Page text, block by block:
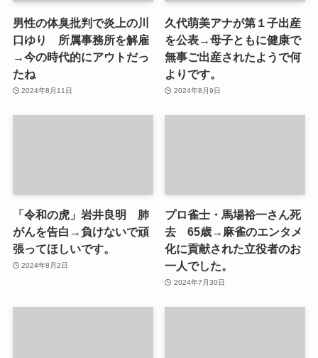
男性の体臭批判で炎上の川
口ゆり 所属事務所を解雇
→今の時代的にアウトだっ
たね
2024年8月11日
久代萌美アナが第１子出産
を公表→母子ともに健康で
無事ご出産されたようで何
よりです。
2024年8月9日
「令和の虎」岩井良明 肺
がんを告白→負けないで頑
張ってほしいです。
2024年8月2日
プロ雀士・馬場裕一さん死
去 65歳→麻雀のエンタメ
化に貢献された立役者のお
一人でした。
2024年7月30日